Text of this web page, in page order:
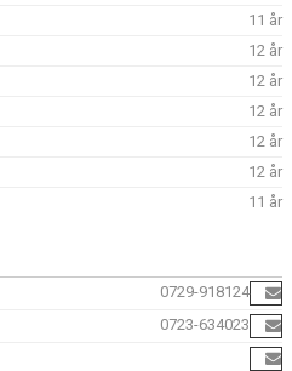
11 år
12 år
12 år
12 år
12 år
12 år
11 år
0729-918124
0723-634023